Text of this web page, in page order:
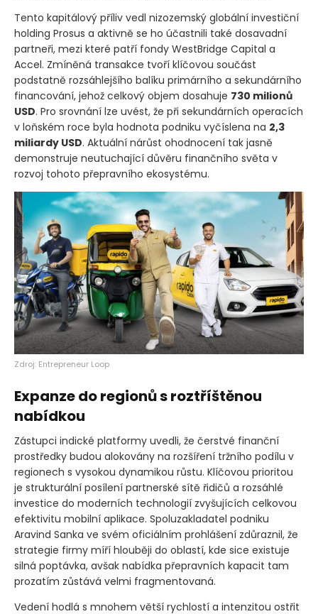
Tento kapitálový příliv vedl nizozemský globální investiční
holding Prosus a aktivně se ho účastnili také dosavadní
partneři, mezi které patří fondy WestBridge Capital a
Accel. Zmíněná transakce tvoří klíčovou součást
podstatně rozsáhlejšího balíku primárního a sekundárního
financování, jehož celkový objem dosahuje 730 milionů
USD. Pro srovnání lze uvést, že při sekundárních operacích
v loňském roce byla hodnota podniku vyčíslena na 2,3
miliardy USD. Aktuální nárůst ohodnocení tak jasně
demonstruje neutuchající důvěru finančního světa v
rozvoj tohoto přepravního ekosystému.
Zdroj: Entrepreneur Loop
Expanze do regionů s roztříštěnou
nabídkou
Zástupci indické platformy uvedli, že čerstvé finanční
prostředky budou alokovány na rozšíření tržního podílu v
regionech s vysokou dynamikou růstu. Klíčovou prioritou
je strukturální posílení partnerské sítě řidičů a rozsáhlé
investice do moderních technologií zvyšujících celkovou
efektivitu mobilní aplikace. Spoluzakladatel podniku
Aravind Sanka ve svém oficiálním prohlášení zdůraznil, že
strategie firmy míří hlouběji do oblastí, kde sice existuje
silná poptávka, avšak nabídka přepravních kapacit tam
prozatím zůstává velmi fragmentovaná.
Vedení hodlá s mnohem větší rychlostí a intenzitou ostřit